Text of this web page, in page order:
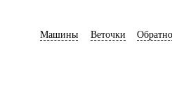
Машины Веточки